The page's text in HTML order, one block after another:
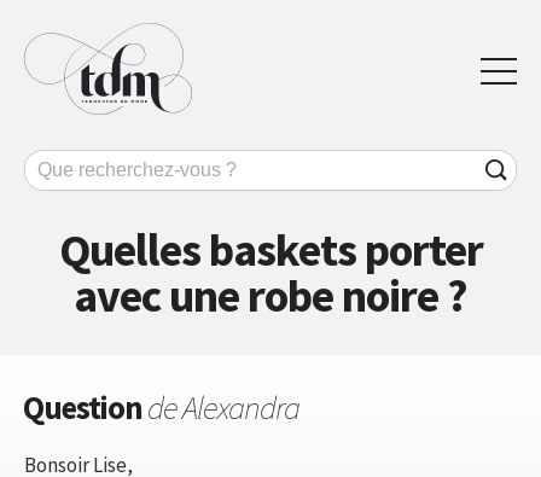
Quelles baskets porter
avec une robe noire ?
Questionde Alexandra
Bonsoir Lise,